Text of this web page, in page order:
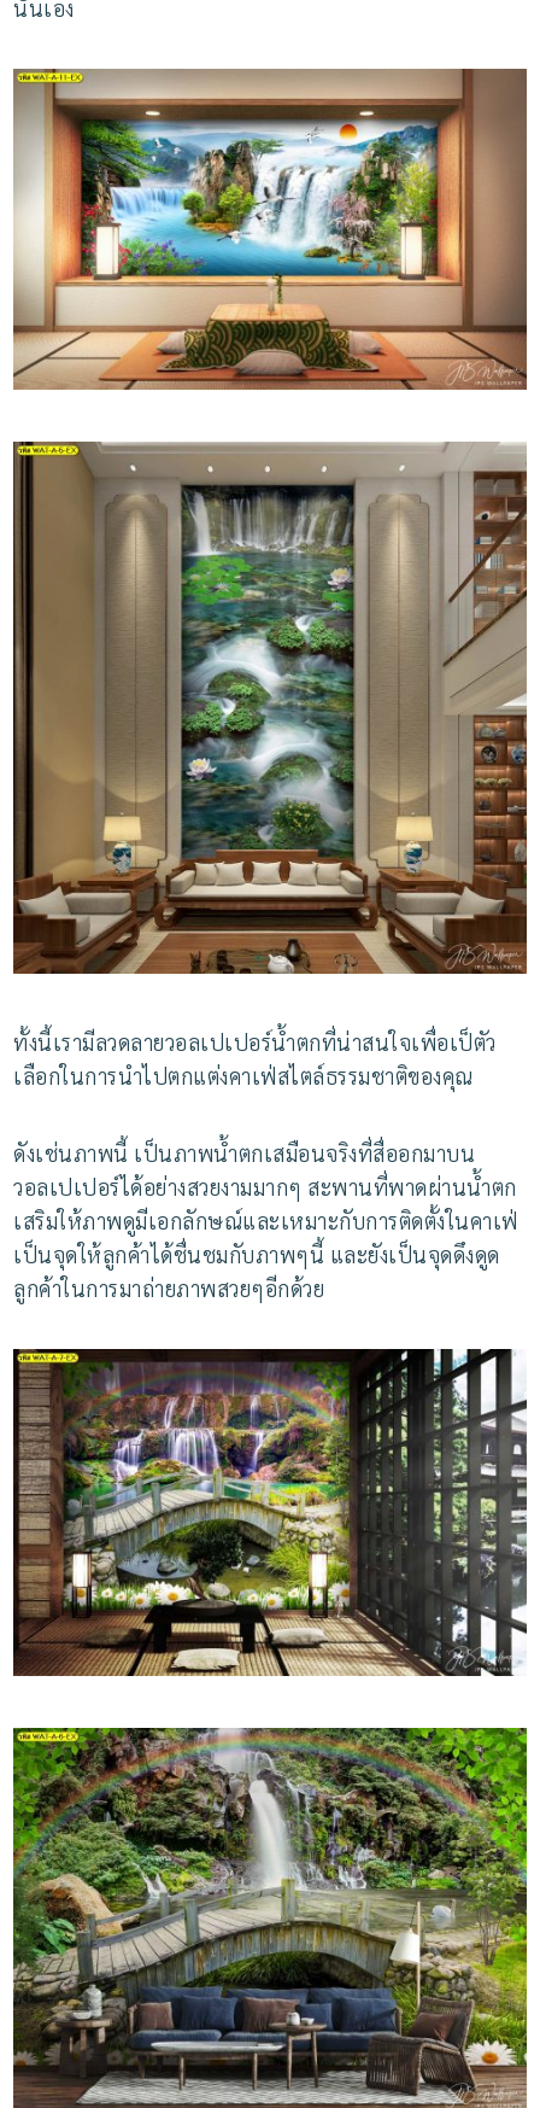
นั่นเอง
ทั้งนี้เรามีลวดลายวอลเปเปอร์น้ำตกที่น่าสนใจเพื่อเป็ตัว
เลือกในการนำไปตกแต่งคาเฟ่สไตล์ธรรมชาติของคุณ
ดังเช่นภาพนี้ เป็นภาพน้ำตกเสมือนจริงที่สื่ออกมาบน
วอลเปเปอร์ได้อย่างสวยงามมากๆ สะพานที่พาดผ่านน้ำตก
เสริมให้ภาพดูมีเอกลักษณ์และเหมาะกับการติดตั้งในคาเฟ่
เป็นจุดให้ลูกค้าได้ชื่นชมกับภาพๆนี้ และยังเป็นจุดดึงดูด
ลูกค้าในการมาถ่ายภาพสวยๆอีกด้วย